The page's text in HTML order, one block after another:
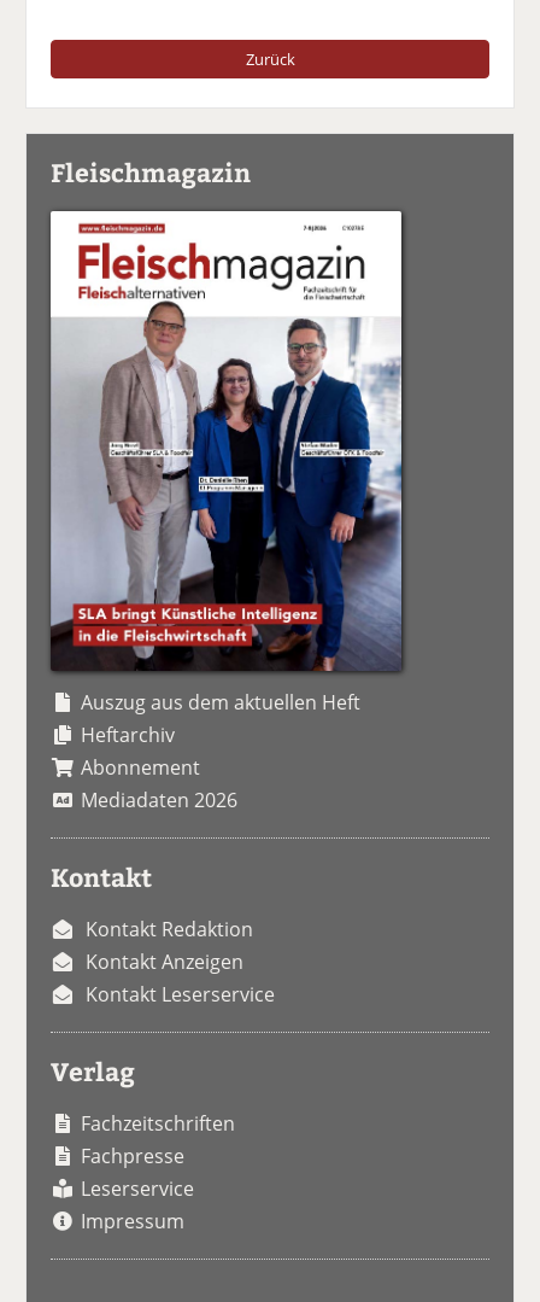
Zurück
Fleischmagazin
Auszug aus dem aktuellen Heft
Heftarchiv
Abonnement
Mediadaten 2026
Kontakt
Kontakt Redaktion
Kontakt Anzeigen
Kontakt Leserservice
Verlag
Fachzeitschriften
Fachpresse
Leserservice
Impressum